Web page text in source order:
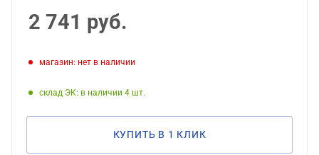
2 741 руб.
Магазин: нет в наличии
Склад ЭК: в наличии 4
КУПИТЬ В 1 КЛИК